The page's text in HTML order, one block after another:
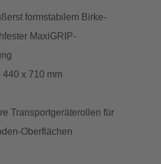
formstabilem Birke-
MaxiGRIP-
440 x 710 mm
Transportgeräterollen für
Oberflächen